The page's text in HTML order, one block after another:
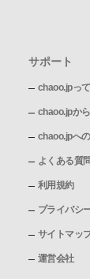
サポート
chaoo.jpっ
chaoo.jpか
chaoo.jpへ
よくある質
利用規約
プライバシ
サイトマッ
運営会社